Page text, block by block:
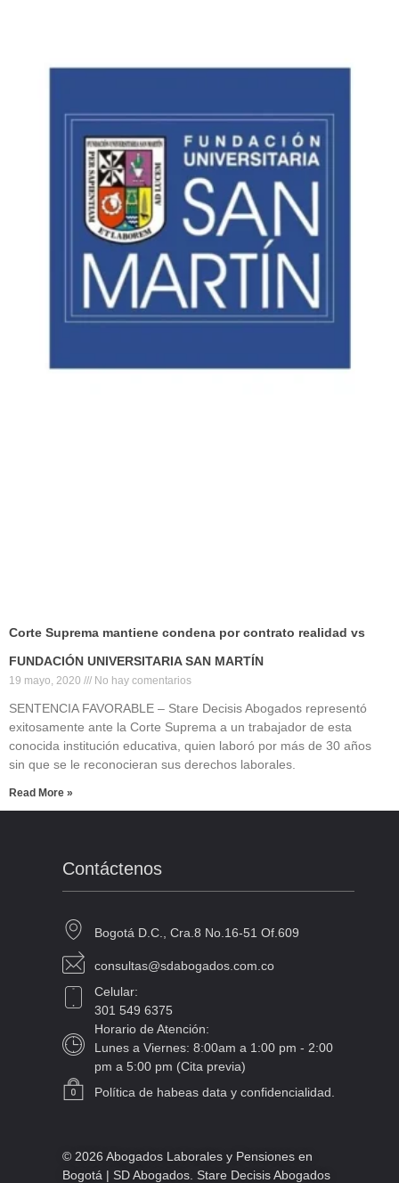
Corte Suprema mantiene condena por contrato realidad vs
FUNDACIÓN UNIVERSITARIA SAN MARTÍN
19 mayo, 2020 No hay comentarios
SENTENCIA FAVORABLE – Stare Decisis Abogados representó
exitosamente ante la Corte Suprema a un trabajador de esta
conocida institución educativa, quien laboró por más de 30 años
sin que se le reconocieran sus derechos laborales.
Read More »
Contáctenos
Bogotá D.C., Cra.8 No.16-51 Of.609
consultas@sdabogados.com.co
Celular:
301 549 6375
Horario de Atención:
Lunes a Viernes: 8:00am a 1:00 pm - 2:00
pm a 5:00 pm (Cita previa)
Política de habeas data y confidencialidad.
© 2026 Abogados Laborales y Pensiones en
Bogotá | SD Abogados. Stare Decisis Abogados